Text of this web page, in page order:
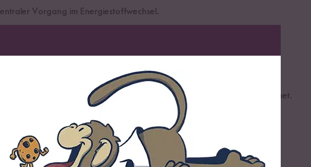
Vorgang im Energiestoffwechsel.
vorkommende Glukose wird auch als Traubenzucker bezeichnet.